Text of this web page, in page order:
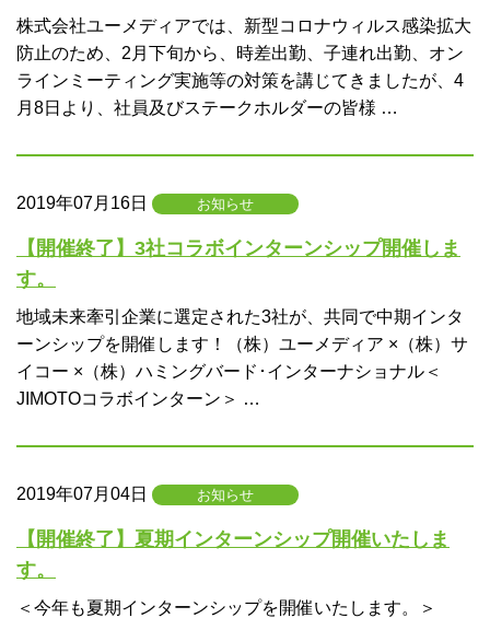
株式会社ユーメディアでは、新型コロナウィルス感染拡大
防止のため、2月下旬から、時差出勤、子連れ出勤、オン
ラインミーティング実施等の対策を講じてきましたが、4
月8日より、社員及びステークホルダーの皆様 …
2019年07月16日 お知らせ
【開催終了】3社コラボインターンシップ開催しま
す。
地域未来牽引企業に選定された3社が、共同で中期インタ
ーンシップを開催します！（株）ユーメディア ×（株）サ
イコー ×（株）ハミングバード･インターナショナル＜
JIMOTOコラボインターン＞ …
2019年07月04日 お知らせ
【開催終了】夏期インターンシップ開催いたしま
す。
＜今年も夏期インターンシップを開催いたします。＞